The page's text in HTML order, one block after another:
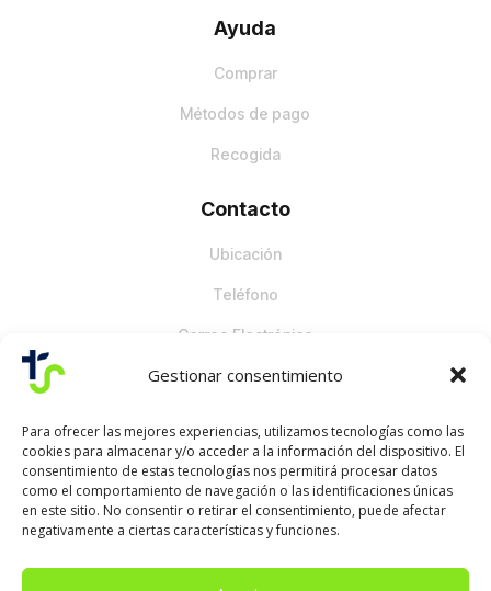
Gestionar consentimiento
Para ofrecer las mejores experiencias, utilizamos tecnologías como las
cookies para almacenar y/o acceder a la información del dispositivo. El
consentimiento de estas tecnologías nos permitirá procesar datos
como el comportamiento de navegación o las identificaciones únicas
en este sitio. No consentir o retirar el consentimiento, puede afectar
negativamente a ciertas características y funciones.
Ayuda
Comprar
Métodos de pago
Recogida
Contacto
Ubicación
Teléfono
Correo Electrónico